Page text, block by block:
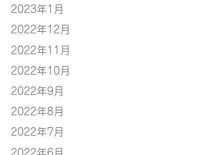
2023年1月
2022年12月
2022年11月
2022年10月
2022年9月
2022年8月
2022年7月
2022年6月